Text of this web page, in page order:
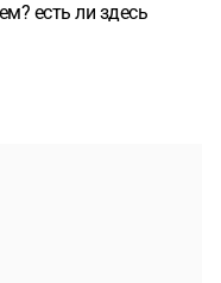
есть ли здесь